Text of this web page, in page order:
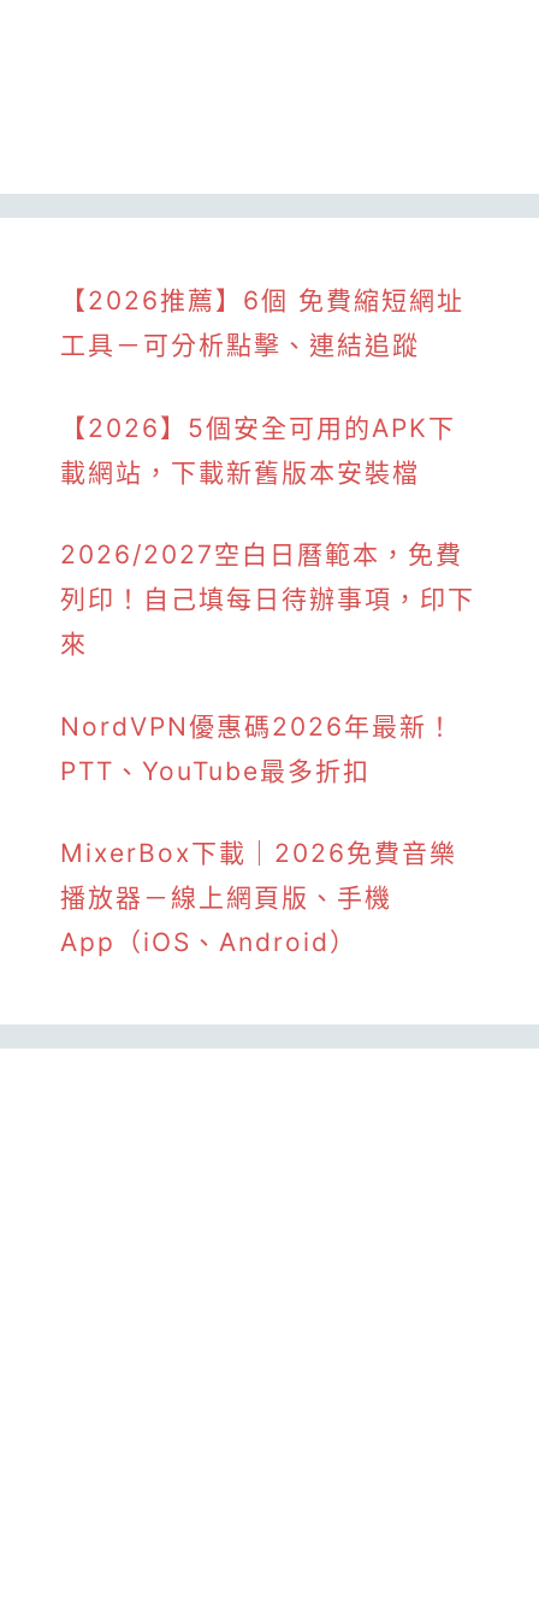
【2026推薦】6個 免費縮短網址
工具－可分析點擊、連結追蹤
【2026】5個安全可用的APK下
載網站，下載新舊版本安裝檔
2026/2027空白日曆範本，免費
列印！自己填每日待辦事項，印下
來
NordVPN優惠碼2026年最新！
PTT、YouTube最多折扣
MixerBox下載｜2026免費音樂
播放器－線上網頁版、手機
App（iOS、Android）